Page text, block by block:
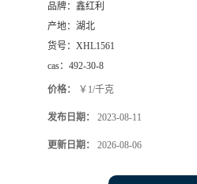
品牌： 鑫红利
产地： 湖北
货号： XHL1561
cas： 492-30-8
价格： ￥1/千克
发布日期： 2023-08-11
更新日期： 2026-08-06